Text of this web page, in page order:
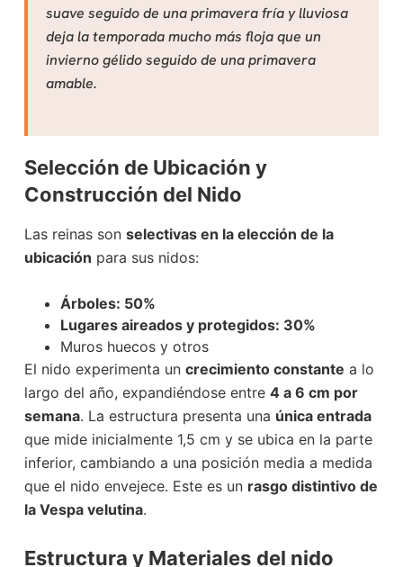
suave seguido de una primavera fría y lluviosa
deja la temporada mucho más floja que un
invierno gélido seguido de una primavera
amable.
Selección de Ubicación y
Construcción del Nido
Las reinas son selectivas en la elección de la
ubicación para sus nidos:
Árboles: 50%
Lugares aireados y protegidos: 30%
Muros huecos y otros
El nido experimenta un crecimiento constante a lo
largo del año, expandiéndose entre 4 a 6 cm por
semana. La estructura presenta una única entrada
que mide inicialmente 1,5 cm y se ubica en la parte
inferior, cambiando a una posición media a medida
que el nido envejece. Este es un rasgo distintivo de
la Vespa velutina.
Estructura y Materiales del nido